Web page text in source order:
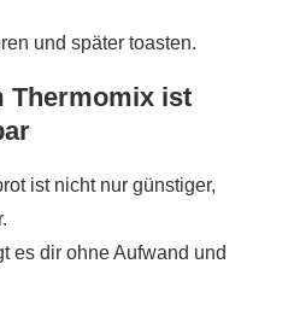
und später toasten.
Thermomix ist
ist nicht nur günstiger,
es dir ohne Aufwand und